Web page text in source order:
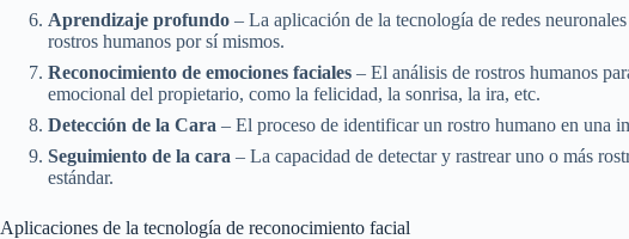
Aprendizaje profundo – La aplicación de la tecnología de redes
rostros humanos por sí mismos.
Reconocimiento de emociones faciales – El análisis de rostros humanos
emocional del propietario, como la felicidad, la sonrisa, la ira, etc.
Detección de la Cara – El proceso de identificar un rostro humano en una
Seguimiento de la cara – La capacidad de detectar y rastrear uno o más
estándar.
Aplicaciones de la tecnología de reconocimiento facial